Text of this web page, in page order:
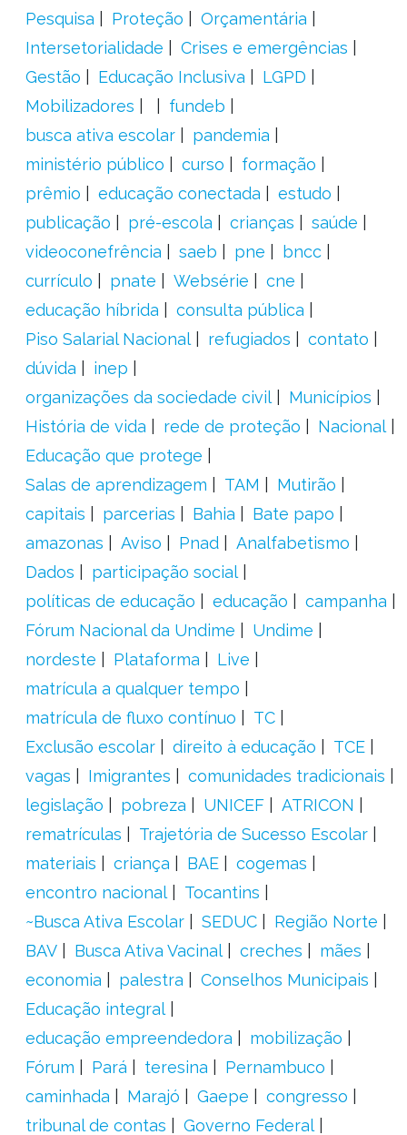
Pesquisa
Proteção
Orçamentária
Intersetorialidade
Crises e emergências
Gestão
Educação Inclusiva
LGPD
Mobilizadores
fundeb
busca ativa escolar
pandemia
ministério público
curso
formação
prêmio
educação conectada
estudo
publicação
pré-escola crianças
saúde
videoconefrência
saeb pne
bncc
currículo
pnate Websérie
cne
educação híbrida
consulta pública
Piso Salarial Nacional
refugiados
contato
dúvida
inep
organizações da sociedade civil
Municípios
História de vida
rede de proteção
Nacional
Educação que protege
Salas de aprendizagem
TAM
Mutirão
capitais
parcerias Bahia
Bate papo
amazonas
Aviso Pnad
Analfabetismo
Dados
participação social
políticas de educação
educação
campanha
Fórum Nacional da Undime
Undime
nordeste
Plataforma
Live
matrícula a qualquer tempo
matrícula de fluxo contínuo
TC
Exclusão escolar
direito à educação
TCE
vagas
Imigrantes
comunidades tradicionais
legislação
pobreza UNICEF
ATRICON
rematrículas
Trajetória de Sucesso Escolar
materiais
criança BAE
cogemas
encontro nacional
Tocantins
~Busca Ativa Escolar
SEDUC
Região Norte
BAV
Busca Ativa Vacinal creches
mães
economia
palestra
Conselhos Municipais
Educação integral
educação empreendedora
mobilização
Fórum
Pará teresina
Pernambuco
caminhada
Marajó Gaepe
congresso
tribunal de contas
Governo Federal